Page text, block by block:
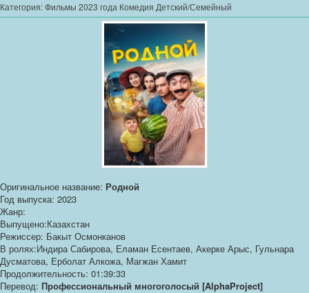
Категория:Фильмы 2023 года Комедия Детский/Семейный
Оригинальное название: Родной
Год выпуска: 2023
Жанр:
Выпущено:Казахстан
Режиссер: Бакыт Осмонканов
В ролях:Индира Сабирова, Еламан Есентаев, Акерке Арыс, Гульнара
Дусматова, Ерболат Алкожа, Магжан Хамит
Продолжительность: 01:39:33
Перевод: Профессиональный многоголосый [AlphaProject]